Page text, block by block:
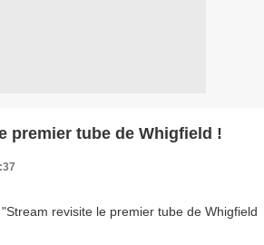
premier tube de Whigfield !